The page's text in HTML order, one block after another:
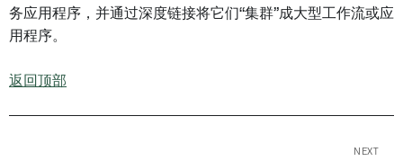
务应用程序，并通过深度链接将它们“集群”成大型工作流或应
用程序。
返回顶部
NEXT